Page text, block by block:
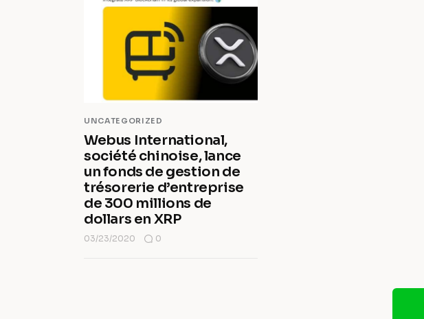
UNCATEGORIZED
Webus International,
société chinoise, lance
un fonds de gestion de
trésorerie d’entreprise
de 300 millions de
dollars en XRP
03/23/2020 0